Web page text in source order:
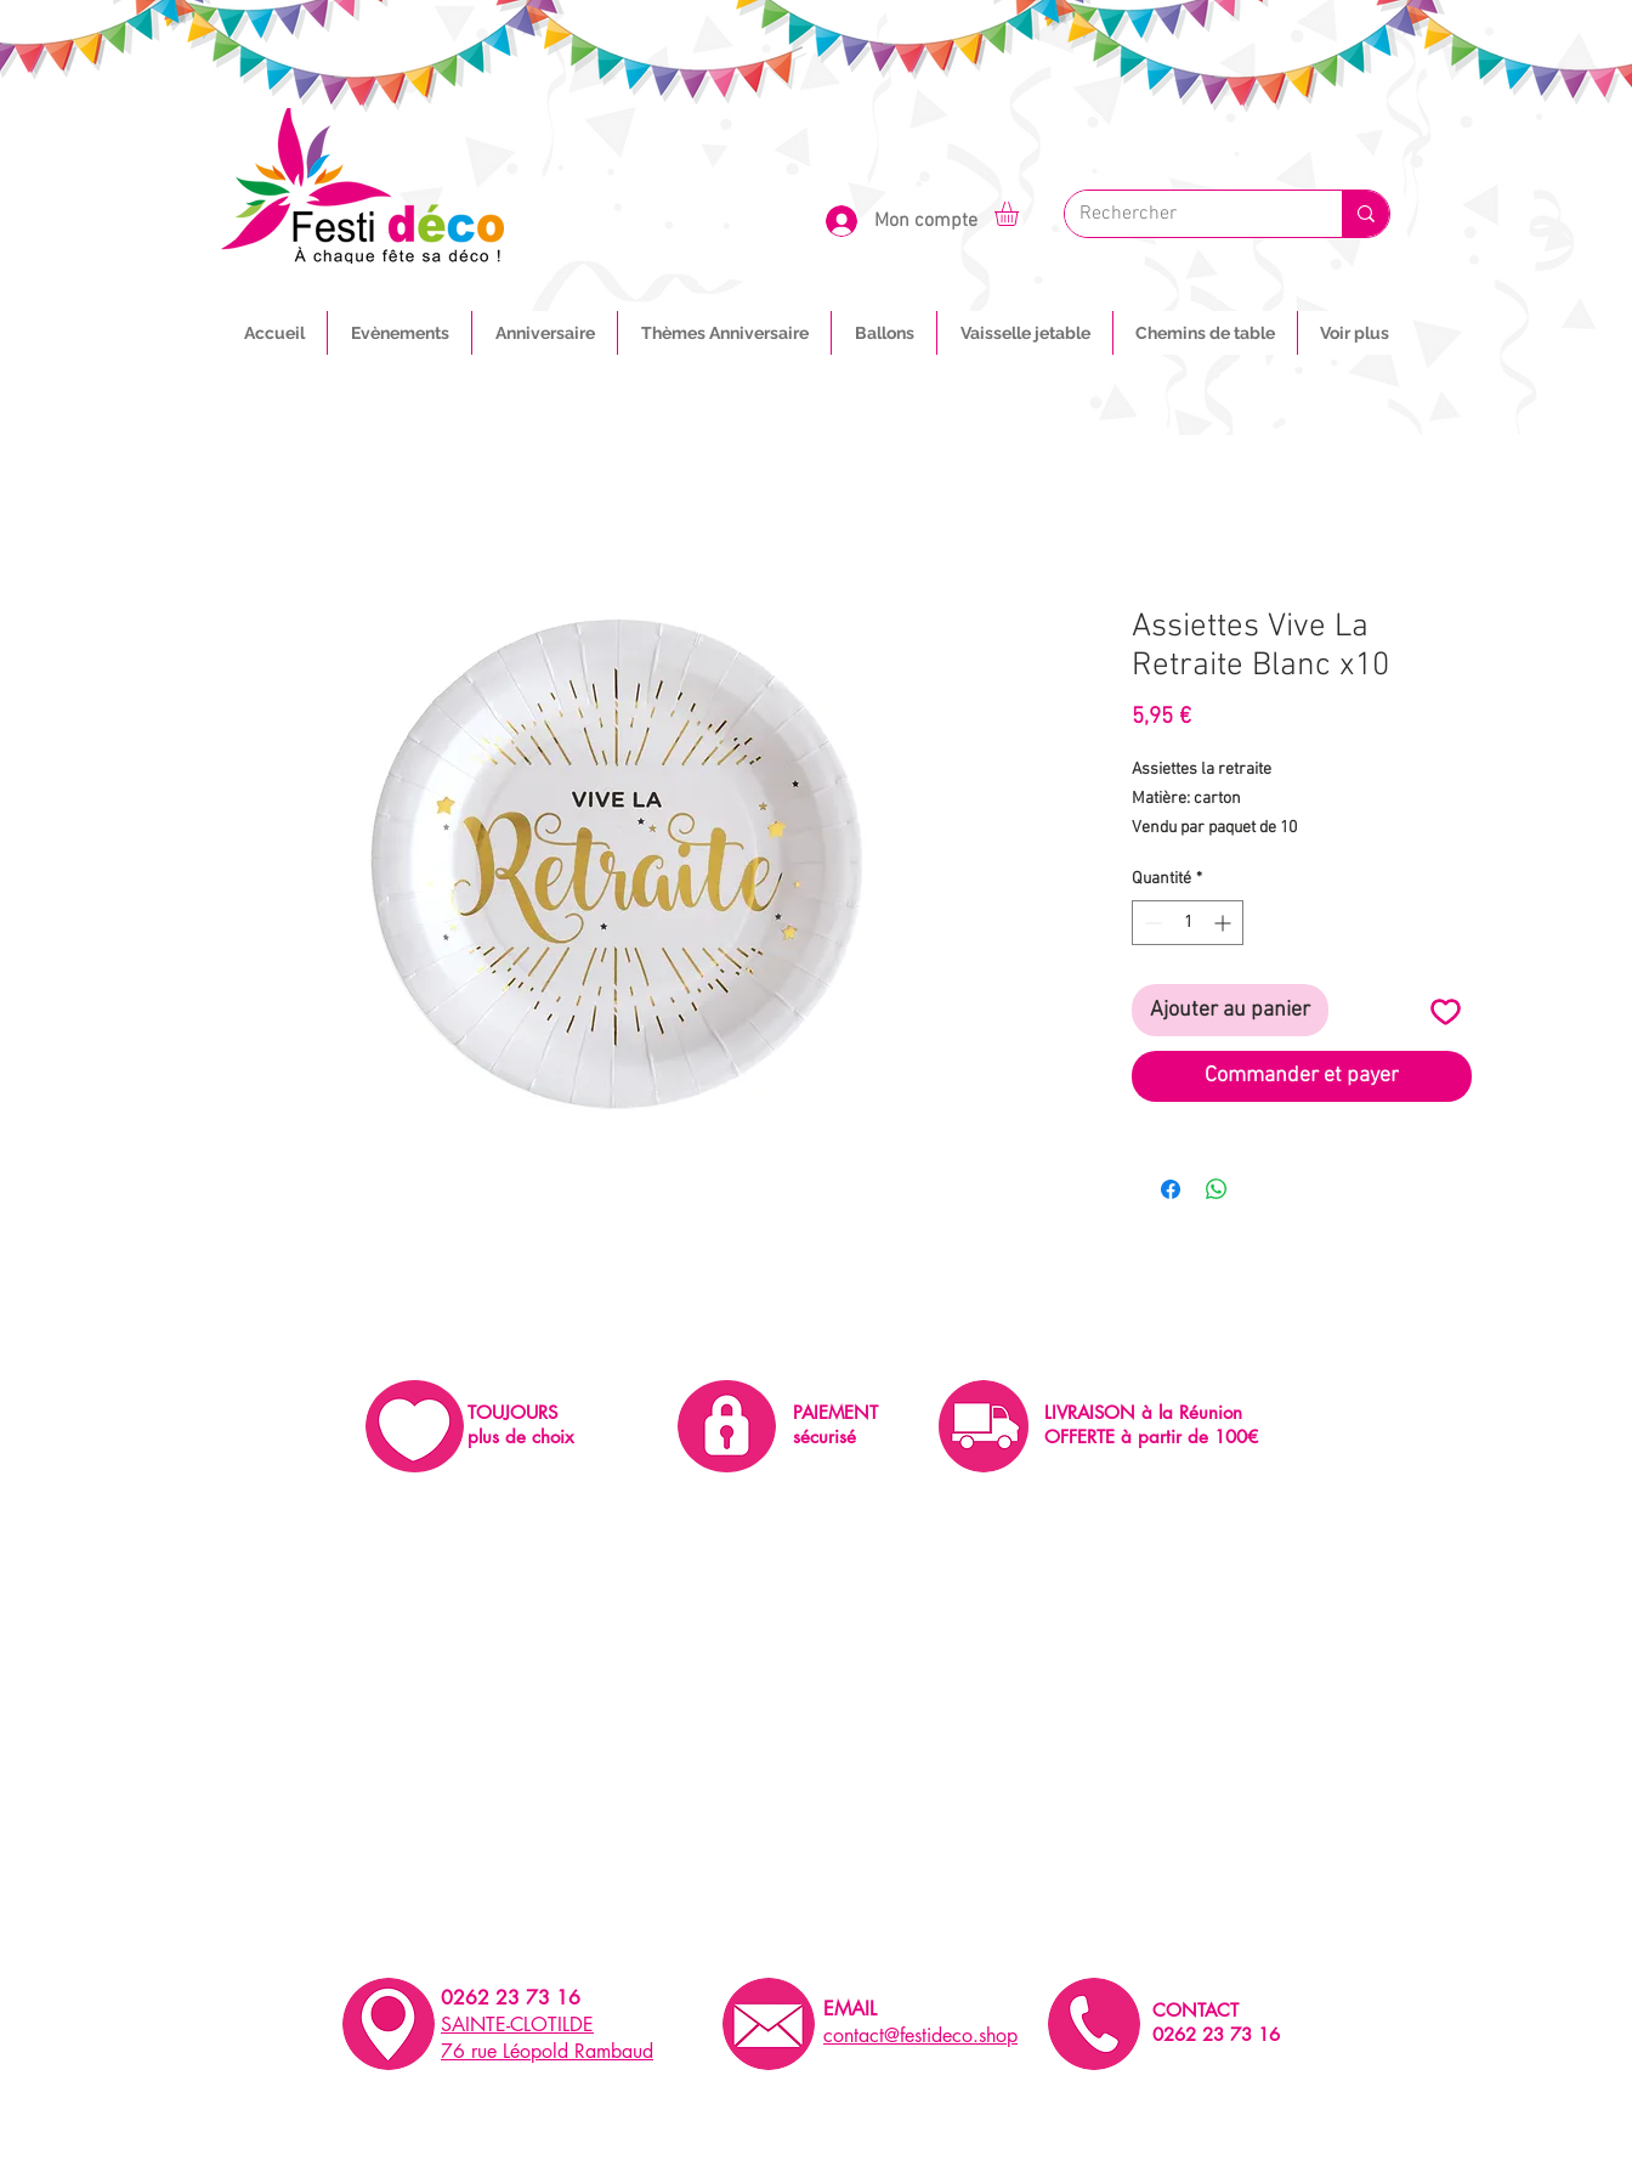
Mon compte
Accueil Evènements Anniversaire Thèmes Anniversaire Ballons Vaisselle jetable Chemins de table Voir plus
Assiettes Vive La
Retraite Blanc x10
5,95 €Prix
Assiettes la retraite
Matière: carton
Vendu par paquet de 10
Quantité *
Ajouter au panier
Commander et payer
TOUJOURS
plus de choix
PAIEMENT
sécurisé
LIVRAISON à la Réunion
OFFERTE à partir de 100€
0262 23 73 16
SAINTE-CLOTILDE
76 rue Léopold Rambaud
EMAIL
contact@festideco.shop
CONTACT
0262 23 73 16